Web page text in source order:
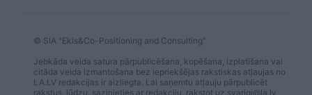
© SIA "Ekis&Co-Positioning and Consulting"
Jebkāda veida satura pārpublicēšana, kopēšana, izplatīšana vai
citāda veida izmantošana bez iepriekšējas rakstiskas atļaujas no
LA.LV redakcijas ir aizliegta. Lai saņemtu atļauju pārpublicēt
rakstus, lūdzu, sazinieties ar redakciju, rakstot uz svarigi@la.lv